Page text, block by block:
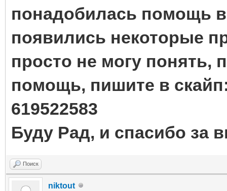
понадобилась помощь в
появились некоторые
просто не могу понять,
помощь, пишите в
619522583
Буду Рад, и спасибо за
Поиск
niktout